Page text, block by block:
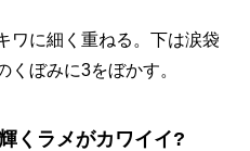
ワに細く重ねる。下は涙袋
くぼみに3をぼかす。
くラメがカワイイ?